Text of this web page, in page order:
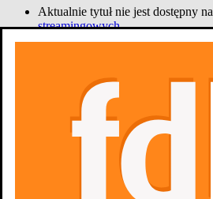
Aktualnie tytuł nie jest dostępny na
streamingowych